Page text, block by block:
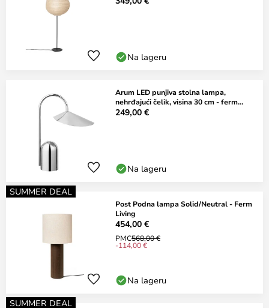
Na lageru
Arum LED punjiva stolna lampa,
nehrđajući čelik, visina 30 cm - ferm
LIVING
249,00 €
Na lageru
SUMMER DEAL
Post Podna lampa Solid/Neutral - Ferm
Living
454,00 €
PMC568,00 €
-114,00 €
Na lageru
SUMMER DEAL